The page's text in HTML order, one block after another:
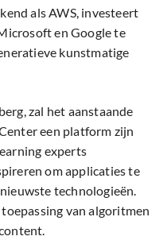
als AWS, investeert
en Google te
kunstmatige
zal het aanstaande
een platform zijn
experts
om applicaties te
technologieën.
van algoritmen